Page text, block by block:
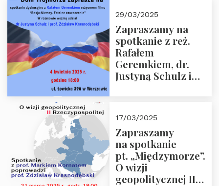
29/03/2025
Zapraszamy na
spotkanie z reż.
Rafałem
Geremkiem, dr.
Justyną Schulz i
“Rosja-Niemcy…”
17/03/2025
Zapraszamy
na spotkanie
pt. „Międzymorze”.
O wizji
geopolitycznej II